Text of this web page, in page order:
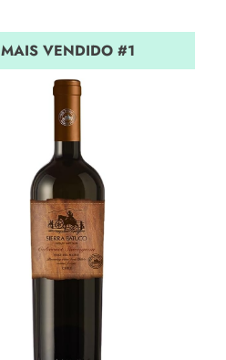
MAIS VENDIDO #1